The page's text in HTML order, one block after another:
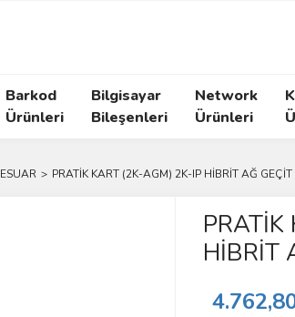
Barkod
Ürünleri
Bilgisayar
Bileşenleri
Network
Ürünleri
PRATİK KART (2K-AGM) 2K-IP HİBRİT AĞ
HİBRİT